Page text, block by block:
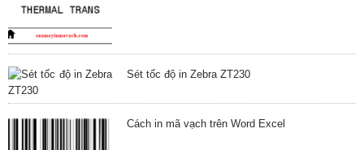
Sét tốc độ in Zebra ZT230
Cách in mã vạch trên Word Excel